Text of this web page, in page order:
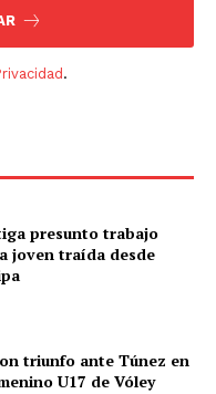
.
presunto trabajo
joven traída desde
triunfo ante Túnez en
U17 de Vóley